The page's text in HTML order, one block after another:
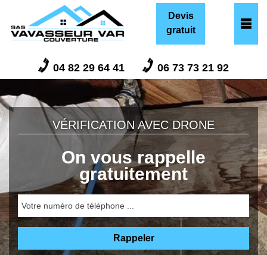
Devis
gratuit
04 82 29 64 41 06 73 73 21 92
VÉRIFICATION AVEC DRONE
On vous rappelle
gratuitement